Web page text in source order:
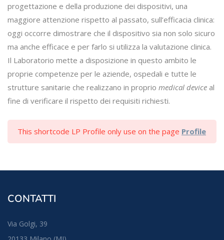
progettazione e della produzione dei dispositivi, una
maggiore attenzione rispetto al passato, sull’efficacia clinica:
oggi occorre dimostrare che il dispositivo sia non solo sicuro
ma anche efficace e per farlo si utilizza la valutazione clinica.
Il Laboratorio mette a disposizione in questo ambito le
proprie competenze per le aziende, ospedali e tutte le
strutture sanitarie che realizzano in proprio medical device al
fine di verificare il rispetto dei requisiti richiesti.
This shortcode LP Profile only use on the page Profile
CONTATTI
Via Golgi, 39